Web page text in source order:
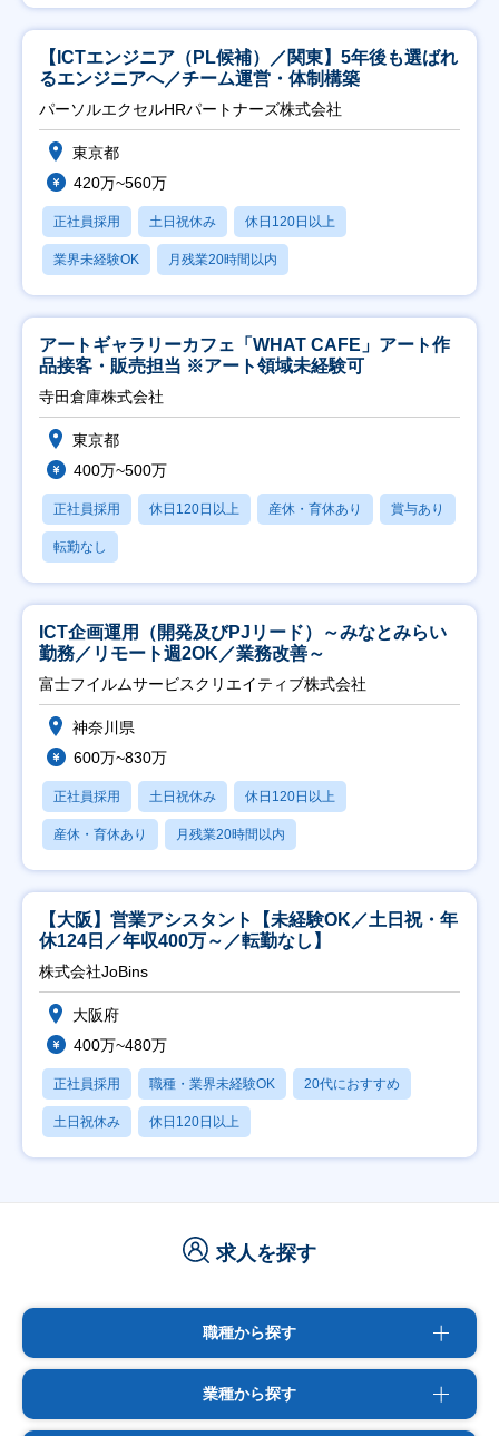
【ICTエンジニア（PL候補）／関東】5年後も選ばれ
るエンジニアへ／チーム運営・体制構築
パーソルエクセルHRパートナーズ株式会社
東京都
420万~560万
正社員採用 土日祝休み 休日120日以上
業界未経験OK 月残業20時間以内
アートギャラリーカフェ「WHAT CAFE」アート作
品接客・販売担当 ※アート領域未経験可
寺田倉庫株式会社
東京都
400万~500万
正社員採用 休日120日以上 産休・育休あり 賞与あり
転勤なし
ICT企画運用（開発及びPJリード）～みなとみらい
勤務／リモート週2OK／業務改善～
富士フイルムサービスクリエイティブ株式会社
神奈川県
600万~830万
正社員採用 土日祝休み 休日120日以上
産休・育休あり 月残業20時間以内
【大阪】営業アシスタント【未経験OK／土日祝・年
休124日／年収400万～／転勤なし】
株式会社JoBins
大阪府
400万~480万
正社員採用 職種・業界未経験OK 20代におすすめ
土日祝休み 休日120日以上
求人を探す
職種から探す
業種から探す